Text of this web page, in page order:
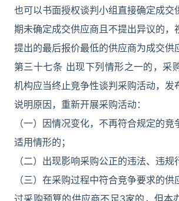
也可以书面授权谈判小组直接确定成交
期未确定成交供应商且不提出异议的，
提出的最后报价最低的供应商为成交供
第三十七条 出现下列情形之一的，采
机构应当终止竞争性谈判采购活动，发
说明原因，重新开展采购活动：
（一）因情况变化，不再符合规定的
适用情形的；
（二）出现影响采购公正的违法、违规
（三）在采购过程中符合竞争要求的
过采购预算的供应商不足3家的，但本